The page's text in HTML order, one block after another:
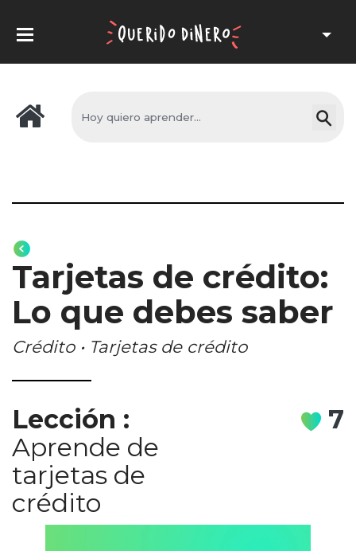
Tarjetas de crédito:
Lo que debes saber
Crédito • Tarjetas de crédito
Lección :
Aprende de
tarjetas de
crédito
7